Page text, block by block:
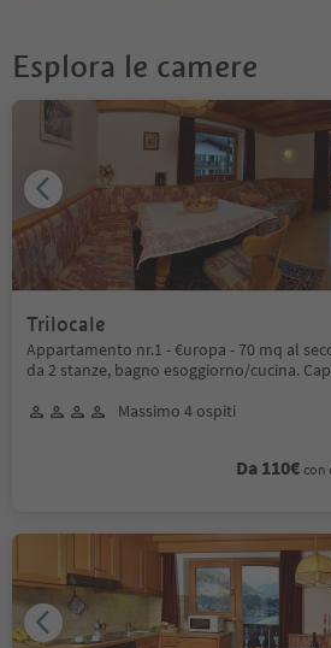
Esplora le camere
Trilocale
Appartamento nr.1 - €uropa - 70 mq al
da 2 stanze, bagno esoggiorno/cucina.
Massimo 4 ospiti
Da 110€ con